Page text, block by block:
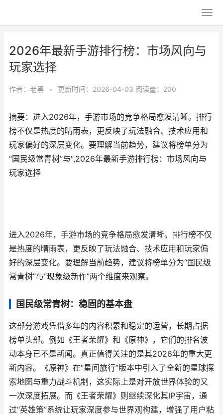
2026年最新手游排行榜：市场风向与
玩家选择
作者： 老黑 • 更新时间：2026-04-03 阅读量：200
摘要：进入2026年，手游市场的竞争格局愈发清晰。排行
榜不仅是热度的晴雨表，更反映了玩法融合、技术应用和
玩家偏好的深层变化。要理解当前趋势，建议将榜单分为
“国民级常青树”与“,2026年最新手游排行榜：市场风向与
玩家选择
进入2026年，手游市场的竞争格局愈发清晰。排行榜不仅
是热度的晴雨表，更反映了玩法融合、技术应用和玩家偏
好的深层变化。要理解当前趋势，建议将榜单分为“国民级
常青树”与“现象级新作”两个维度来观察。
国民级常青树：稳固的基本盘
这部分游戏凭借多年的内容积累和稳定的运营，长期占据
榜单头部。例如《王者荣耀》和《原神》，它们的排名波
动本身已不是新闻。真正值得关注的是其2026年的重大更
新内容。《原神》在“星间旅行”版本中引入了全新的星球探
索地图与重力战斗机制，这实际上是对开放世界体验的又
一次深度拓展。而《王者荣耀》则继续深化其IP宇宙，通
过“英雄策”系统让玩家深度参与世界观构建，增强了用户粘